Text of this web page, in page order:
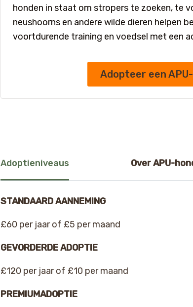
honden in staat om stropers te zoeken, te
neushoorns en andere wilde dieren helpen
voortdurende training en voedsel met een
Adopteer een
Adoptieniveaus Over APU-
STANDAARD AANNEMING
£60 per jaar of £5 per maand
GEVORDERDE ADOPTIE
£120 per jaar of £10 per maand
PREMIUMADOPTIE